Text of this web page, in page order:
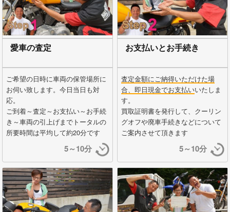
愛車の査定
ご希望の日時に車両の保管場所に
お伺い致します。今日当日も対
応。
ご到着～査定～お支払い～お手続
き～車両の引上げまでトータルの
所要時間は平均して約20分です
5～10分
お支払いとお手続き
査定金額にご納得いただけた場
合、即日現金でお支払いいたしま
す。
買取証明書を発行して、クーリン
グオフや廃車手続きなどについて
ご案内させて頂きます
5～10分